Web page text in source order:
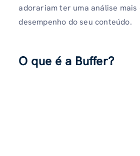
adorariam ter uma análise mais
desempenho do seu conteúdo.
O que é a Buffer?